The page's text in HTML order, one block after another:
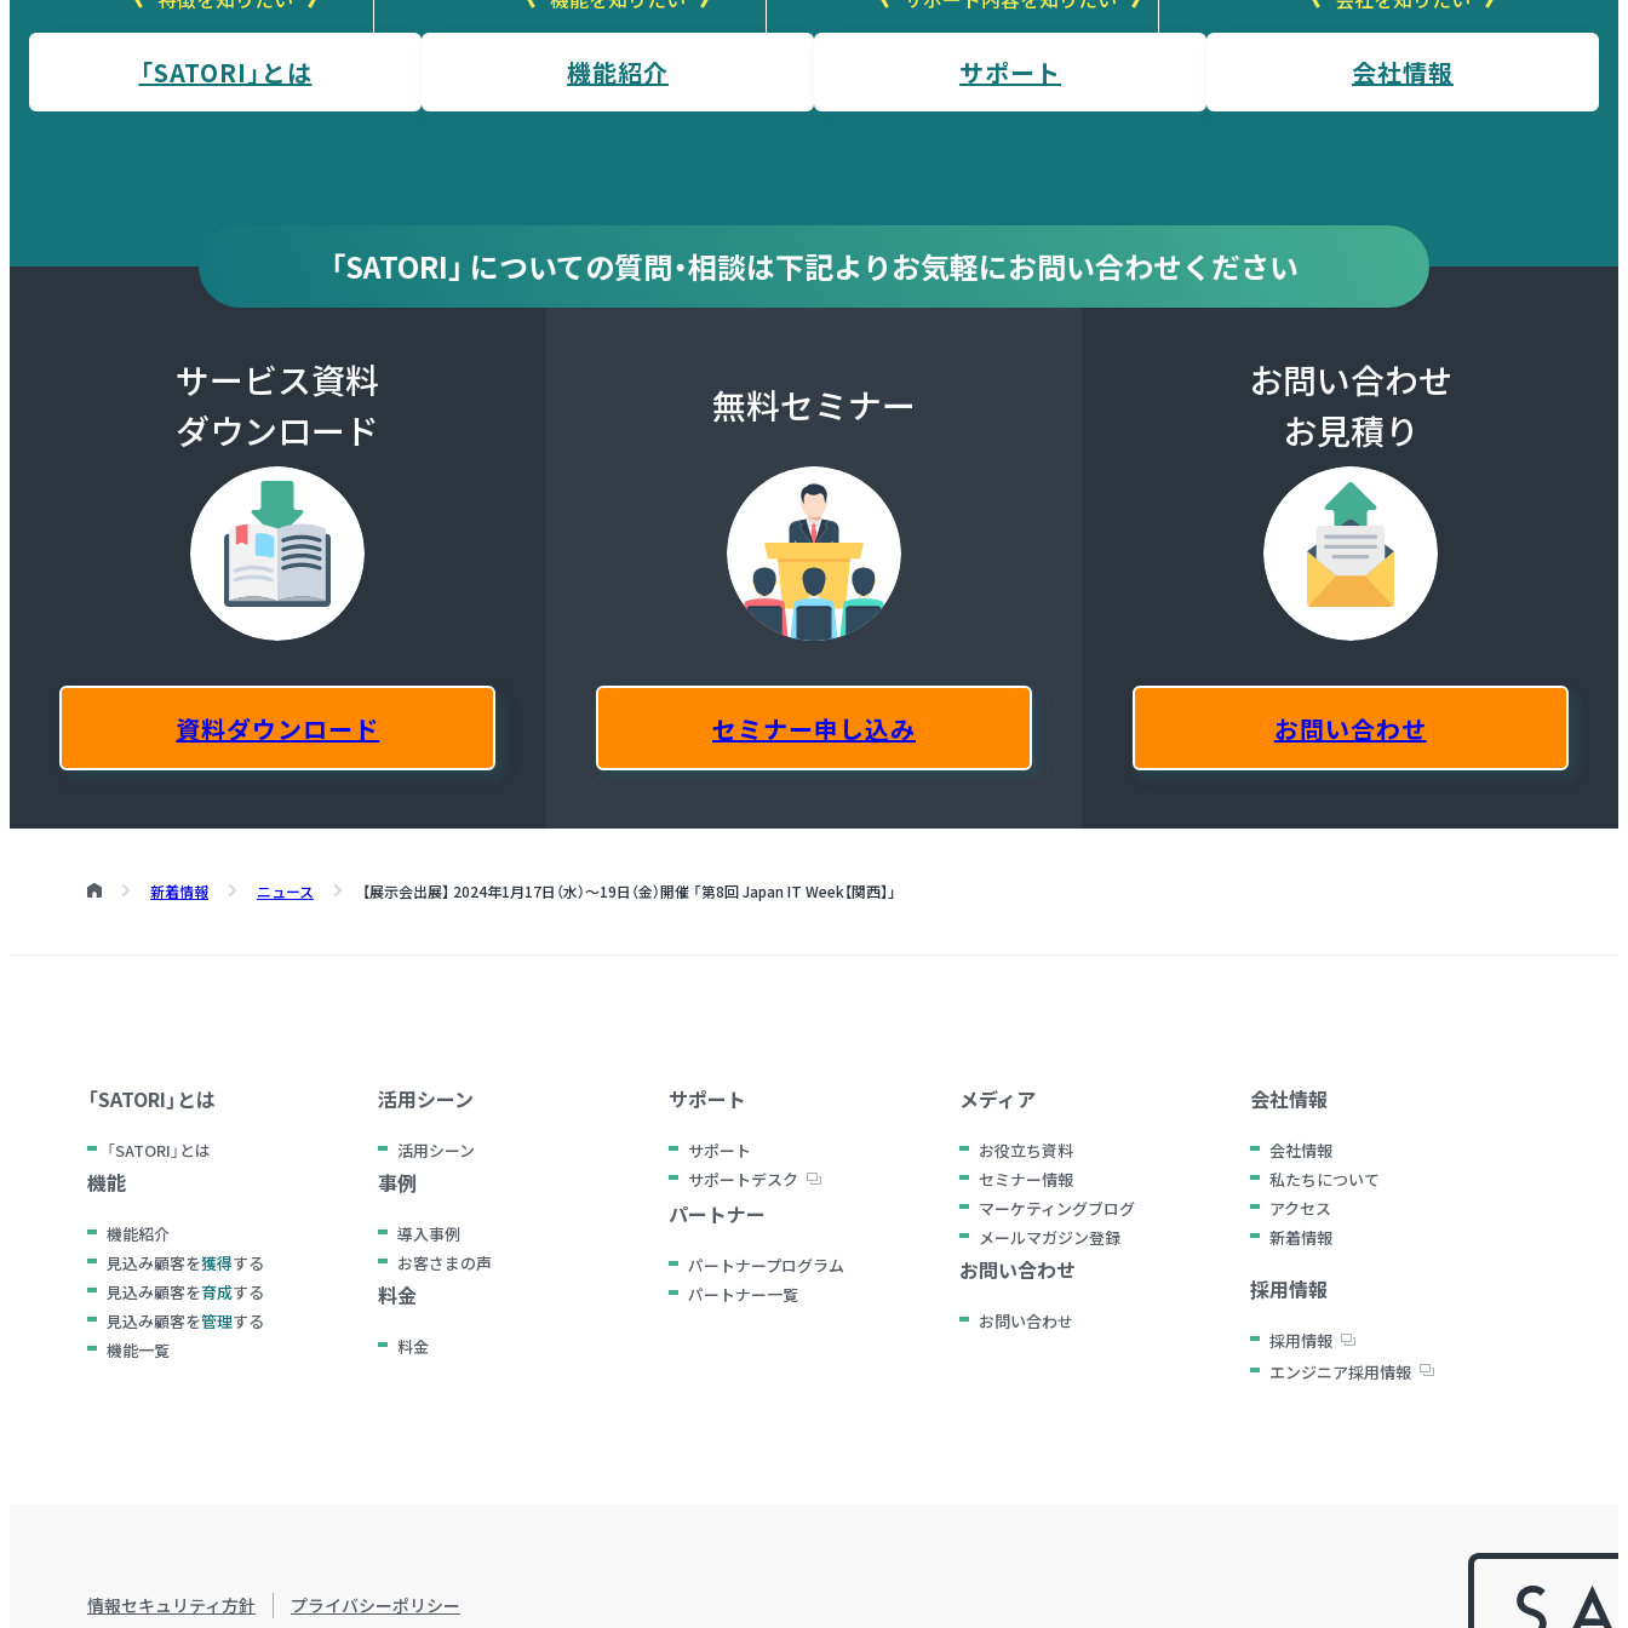
「SATORI」とは 機能紹介 サポート 会社情報
「SATORI」 についての質問・相談は下記よりお気軽にお問い合わせください
サービス資料
ダウンロード
資料ダウンロード
無料セミナー
セミナー申し込み
お問い合わせ
お見積り
お問い合わせ
新着情報 ニュース 【展示会出展】 2024年1月17日（水）～19日（金）開催 「第8回 Japan IT Week【関西】」
「SATORI」とは
「SATORI」とは
機能
機能紹介
見込み顧客を獲得する
見込み顧客を育成する
見込み顧客を管理する
機能一覧
活用シーン
活用シーン
事例
導入事例
お客さまの声
料金
料金
サポート
サポート
サポートデスク
パートナー
パートナープログラム
パートナー一覧
メディア
お役立ち資料
セミナー情報
マーケティングブログ
メールマガジン登録
お問い合わせ
お問い合わせ
会社情報
会社情報
私たちについて
アクセス
新着情報
採用情報
採用情報
エンジニア採用情報
情報セキュリティ方針 プライバシーポリシー